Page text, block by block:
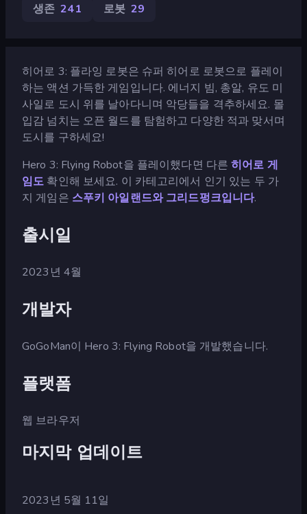
생존 241 로봇 29
히어로 3: 플라잉 로봇은 슈퍼 히어로 로봇으로 플레이
하는 액션 가득한 게임입니다. 에너지 빔, 총알, 유도 미
사일로 도시 위를 날아다니며 악당들을 격추하세요. 몰
입감 넘치는 오픈 월드를 탐험하고 다양한 적과 맞서며
도시를 구하세요!
Hero 3: Flying Robot을 플레이했다면 다른히어로 게
임도 확인해 보세요. 이 카테고리에서 인기 있는 두 가
지 게임은 스푸키 아일랜드와 그리드펑크입니다.
출시일
2023년 4월
개발자
GoGoMan이 Hero 3: Flying Robot을 개발했습니다.
플랫폼
웹 브라우저
마지막 업데이트
2023년 5월 11일